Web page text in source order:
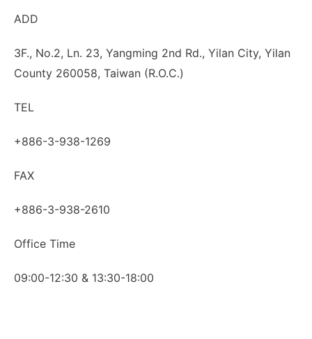
ADD
3F., No.2, Ln. 23, Yangming 2nd Rd., Yilan City, Yilan
County 260058, Taiwan (R.O.C.)
TEL
+886-3-938-1269
FAX
+886-3-938-2610
Office Time
09:00-12:30 & 13:30-18:00